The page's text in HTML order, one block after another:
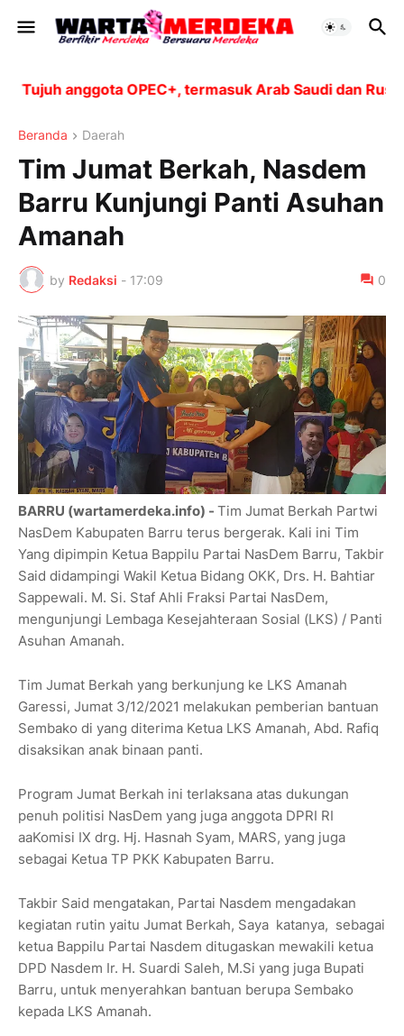
anggota OPEC+, termasuk Arab Saudi dan Rusia,
Beranda Daerah
Tim Jumat Berkah, Nasdem
Barru Kunjungi Panti Asuhan
Amanah
by Redaksi - 17:09 0
BARRU (wartamerdeka.info) - Tim Jumat Berkah Partwi
NasDem Kabupaten Barru terus bergerak. Kali ini Tim
Yang dipimpin Ketua Bappilu Partai NasDem Barru, Takbir
Said didampingi Wakil Ketua Bidang OKK, Drs. H. Bahtiar
Sappewali. M. Si. Staf Ahli Fraksi Partai NasDem,
mengunjungi Lembaga Kesejahteraan Sosial (LKS) / Panti
Asuhan Amanah.
Tim Jumat Berkah yang berkunjung ke LKS Amanah
Garessi, Jumat 3/12/2021 melakukan pemberian bantuan
Sembako di yang diterima Ketua LKS Amanah, Abd. Rafiq
disaksikan anak binaan panti.
Program Jumat Berkah ini terlaksana atas dukungan
penuh politisi NasDem yang juga anggota DPRI RI
aaKomisi IX drg. Hj. Hasnah Syam, MARS, yang juga
sebagai Ketua TP PKK Kabupaten Barru.
Takbir Said mengatakan, Partai Nasdem mengadakan
kegiatan rutin yaitu Jumat Berkah, Saya katanya, sebagai
ketua Bappilu Partai Nasdem ditugaskan mewakili ketua
DPD Nasdem Ir. H. Suardi Saleh, M.Si yang juga Bupati
Barru, untuk menyerahkan bantuan berupa Sembako
kepada LKS Amanah.